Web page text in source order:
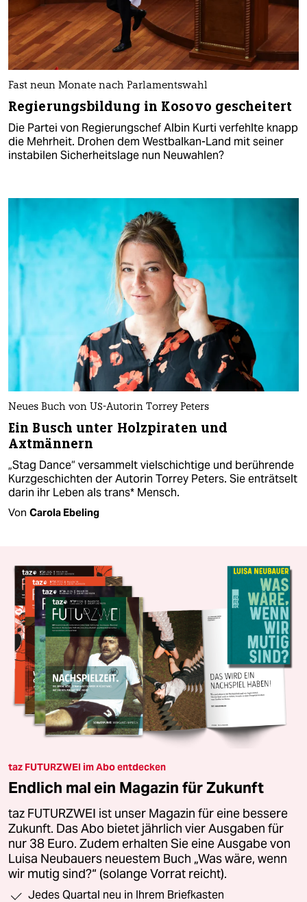
Fast neun Monate nach Parlamentswahl
Regierungsbildung in Kosovo gescheitert
Die Partei von Regierungschef Albin Kurti verfehlte knapp
die Mehrheit. Drohen dem Westbalkan-Land mit seiner
instabilen Sicherheitslage nun Neuwahlen?
Neues Buch von US-Autorin Torrey Peters
Ein Busch unter Holzpiraten und
Axtmännern
„Stag Dance“ versammelt vielschichtige und berührende
Kurzgeschichten der Autorin Torrey Peters. Sie enträtselt
darin ihr Leben als trans*­ Mensch.
Von Carola Ebeling
taz FUTURZWEI im Abo entdecken
Endlich mal ein Magazin für Zukunft
taz FUTURZWEI ist unser Magazin für eine bessere
Zukunft. Das Abo bietet jährlich vier Ausgaben für
nur 38 Euro. Zudem erhalten Sie eine Ausgabe von
Luisa Neubauers neuestem Buch „Was wäre, wenn
wir mutig sind?“ (solange Vorrat reicht).
Jedes Quartal neu in Ihrem Briefkasten